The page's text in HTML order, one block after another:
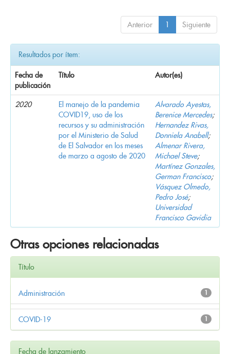
Anterior 1 Siguiente
Resultados por ítem:
Fecha de
publicación
Título Autor(es)
2020
El manejo de la pandemia
COVID19, uso de los
recursos y su administración
por el Ministerio de Salud
de El Salvador en los meses
de marzo a agosto de 2020
Alvarado Ayestas,
Berenice Mercedes;
Hernandez Rivas,
Donniela Anabell;
Almenar Rivera,
Michael Steve;
Martínez Gonzales,
German Francisco;
Vásquez Olmedo,
Pedro José;
Universidad
Francisco Gavidia
Otras opciones relacionadas
Título
1
Administración
1
COVID-19
Fecha de lanzamiento